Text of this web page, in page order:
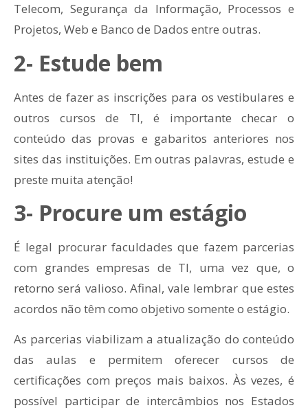
Telecom, Segurança da Informação, Processos e
Projetos, Web e Banco de Dados entre outras.
2- Estude bem
Antes de fazer as inscrições para os vestibulares e
outros cursos de TI, é importante checar o
conteúdo das provas e gabaritos anteriores nos
sites das instituições. Em outras palavras, estude e
preste muita atenção!
3- Procure um estágio
É legal procurar faculdades que fazem parcerias
com grandes empresas de TI, uma vez que, o
retorno será valioso. Afinal, vale lembrar que estes
acordos não têm como objetivo somente o estágio.
As parcerias viabilizam a atualização do conteúdo
das aulas e permitem oferecer cursos de
certificações com preços mais baixos. Às vezes, é
possível participar de intercâmbios nos Estados